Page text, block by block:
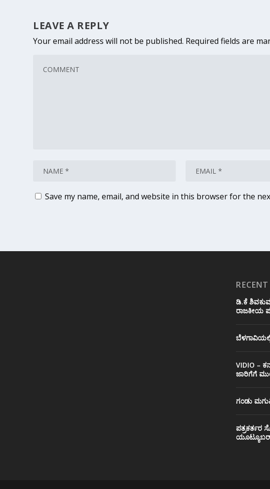
LEAVE A REPLY
Your email address will not be published. Required fields are
Save my name, email, and website in this browser for the
ಡಿ.ಕೆ
ರಾಜಕೀಯ
VIDIO –
ಜಾರಿಗೆಗೆ
ಗಂಡು
ಪತ್ರಕರ್ತರ